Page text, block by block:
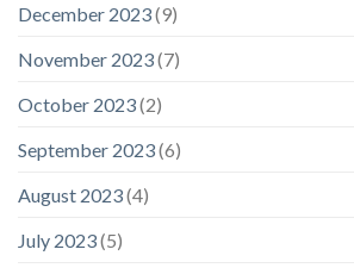
December 2023(9)
November 2023(7)
October 2023(2)
September 2023(6)
August 2023(4)
July 2023(5)